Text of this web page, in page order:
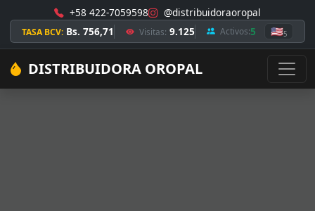
+58 422-7059598 @distribuidoraoropal
TASA BCV: Bs. 756,71 Visitas: 9.125 Activos:5 🇺🇸5
DISTRIBUIDORA OROPAL